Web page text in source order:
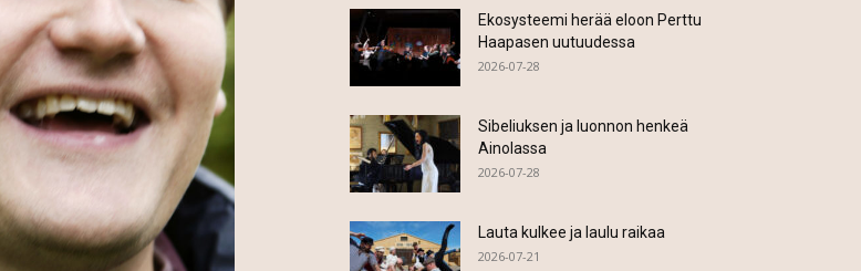
Ekosysteemi herää eloon Perttu
Haapasen uutuudessa
2026-07-28
Sibeliuksen ja luonnon henkeä
Ainolassa
2026-07-28
Lauta kulkee ja laulu raikaa
2026-07-21